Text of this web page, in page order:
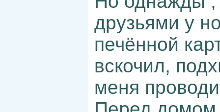
друзьями у
печённой
вскочил,
меня